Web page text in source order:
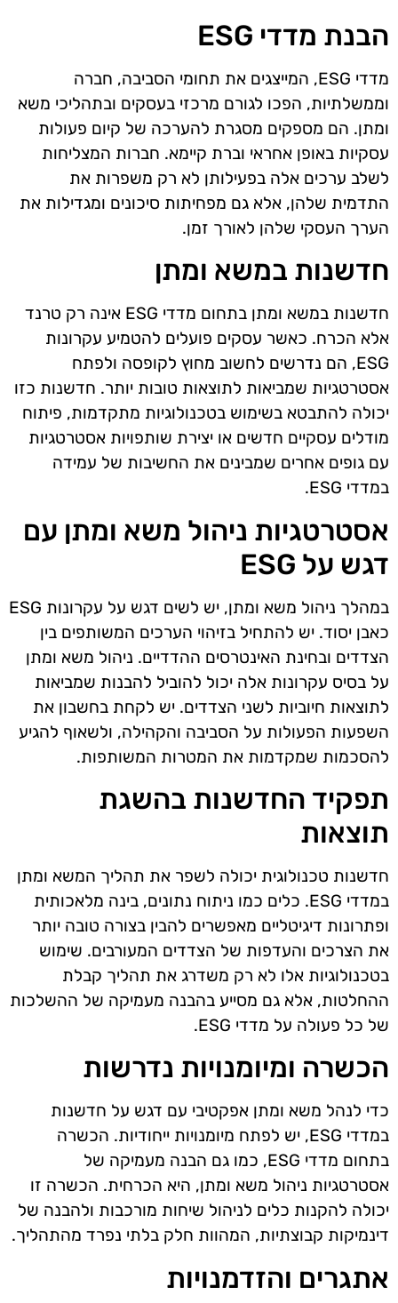
הבנת מדדי ESG
מדדי ESG, המייצגים את תחומי הסביבה, חברה
וממשלתיות, הפכו לגורם מרכזי בעסקים ובתהליכי משא
ומתן. הם מספקים מסגרת להערכה של קיום פעולות
עסקיות באופן אחראי וברת קיימא. חברות המצליחות
לשלב ערכים אלה בפעילותן לא רק משפרות את
התדמית שלהן, אלא גם מפחיתות סיכונים ומגדילות את
הערך העסקי שלהן לאורך זמן.
חדשנות במשא ומתן
חדשנות במשא ומתן בתחום מדדי ESG אינה רק טרנד
אלא הכרח. כאשר עסקים פועלים להטמיע עקרונות
ESG, הם נדרשים לחשוב מחוץ לקופסה ולפתח
אסטרטגיות שמביאות לתוצאות טובות יותר. חדשנות כזו
יכולה להתבטא בשימוש בטכנולוגיות מתקדמות, פיתוח
מודלים עסקיים חדשים או יצירת שותפויות אסטרטגיות
עם גופים אחרים שמבינים את החשיבות של עמידה
במדדי ESG.
אסטרטגיות ניהול משא ומתן עם
דגש על ESG
במהלך ניהול משא ומתן, יש לשים דגש על עקרונות ESG
כאבן יסוד. יש להתחיל בזיהוי הערכים המשותפים בין
הצדדים ובחינת האינטרסים ההדדיים. ניהול משא ומתן
על בסיס עקרונות אלה יכול להוביל להבנות שמביאות
לתוצאות חיוביות לשני הצדדים. יש לקחת בחשבון את
השפעות הפעולות על הסביבה והקהילה, ולשאוף להגיע
להסכמות שמקדמות את המטרות המשותפות.
תפקיד החדשנות בהשגת
תוצאות
חדשנות טכנולוגית יכולה לשפר את תהליך המשא ומתן
במדדי ESG. כלים כמו ניתוח נתונים, בינה מלאכותית
ופתרונות דיגיטליים מאפשרים להבין בצורה טובה יותר
את הצרכים והעדפות של הצדדים המעורבים. שימוש
בטכנולוגיות אלו לא רק משדרג את תהליך קבלת
ההחלטות, אלא גם מסייע בהבנה מעמיקה של ההשלכות
של כל פעולה על מדדי ESG.
הכשרה ומיומנויות נדרשות
כדי לנהל משא ומתן אפקטיבי עם דגש על חדשנות
במדדי ESG, יש לפתח מיומנויות ייחודיות. הכשרה
בתחום מדדי ESG, כמו גם הבנה מעמיקה של
אסטרטגיות ניהול משא ומתן, היא הכרחית. הכשרה זו
יכולה להקנות כלים לניהול שיחות מורכבות ולהבנה של
דינמיקות קבוצתיות, המהוות חלק בלתי נפרד מהתהליך.
אתגרים והזדמנויות